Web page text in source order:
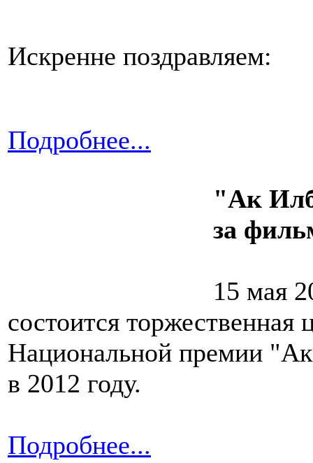
Искренне поздравляем:
Подробнее...
"Ак
за
15 мая
состоится торжественная
Национальной премии
в 2012 году.
Подробнее...